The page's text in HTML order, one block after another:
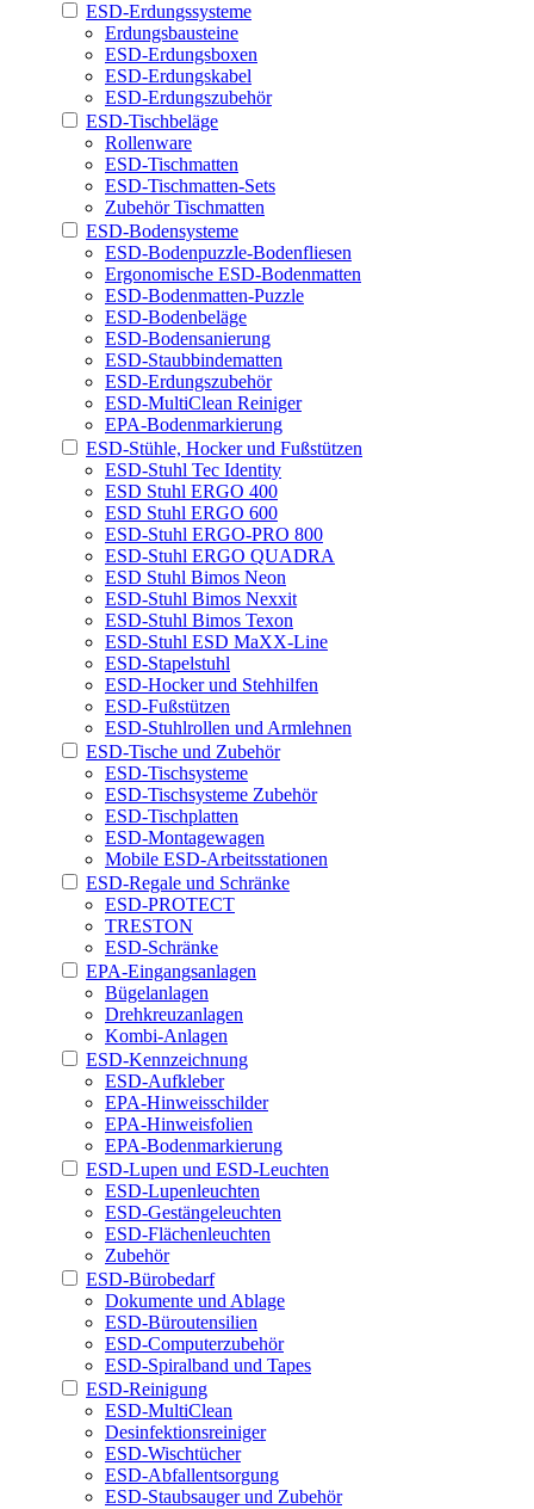
ESD-Erdungssysteme
Erdungsbausteine
ESD-Erdungsboxen
ESD-Erdungskabel
ESD-Erdungszubehör
ESD-Tischbeläge
Rollenware
ESD-Tischmatten
ESD-Tischmatten-Sets
Zubehör Tischmatten
ESD-Bodensysteme
ESD-Bodenpuzzle-Bodenfliesen
Ergonomische ESD-Bodenmatten
ESD-Bodenmatten-Puzzle
ESD-Bodenbeläge
ESD-Bodensanierung
ESD-Staubbindematten
ESD-Erdungszubehör
ESD-MultiClean Reiniger
EPA-Bodenmarkierung
ESD-Stühle, Hocker und Fußstützen
ESD-Stuhl Tec Identity
ESD Stuhl ERGO 400
ESD Stuhl ERGO 600
ESD-Stuhl ERGO-PRO 800
ESD-Stuhl ERGO QUADRA
ESD Stuhl Bimos Neon
ESD-Stuhl Bimos Nexxit
ESD-Stuhl Bimos Texon
ESD-Stuhl ESD MaXX-Line
ESD-Stapelstuhl
ESD-Hocker und Stehhilfen
ESD-Fußstützen
ESD-Stuhlrollen und Armlehnen
ESD-Tische und Zubehör
ESD-Tischsysteme
ESD-Tischsysteme Zubehör
ESD-Tischplatten
ESD-Montagewagen
Mobile ESD-Arbeitsstationen
ESD-Regale und Schränke
ESD-PROTECT
TRESTON
ESD-Schränke
EPA-Eingangsanlagen
Bügelanlagen
Drehkreuzanlagen
Kombi-Anlagen
ESD-Kennzeichnung
ESD-Aufkleber
EPA-Hinweisschilder
EPA-Hinweisfolien
EPA-Bodenmarkierung
ESD-Lupen und ESD-Leuchten
ESD-Lupenleuchten
ESD-Gestängeleuchten
ESD-Flächenleuchten
Zubehör
ESD-Bürobedarf
Dokumente und Ablage
ESD-Büroutensilien
ESD-Computerzubehör
ESD-Spiralband und Tapes
ESD-Reinigung
ESD-MultiClean
Desinfektionsreiniger
ESD-Wischtücher
ESD-Abfallentsorgung
ESD-Staubsauger und Zubehör